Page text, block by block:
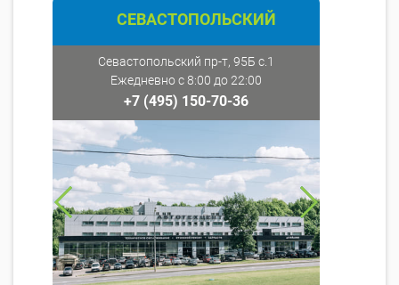
СЕВАСТОПОЛЬСКИЙ
Севастопольский пр-т, 95Б с.1
Ежедневно с 8:00 до 22:00
+7 (495) 150-70-36